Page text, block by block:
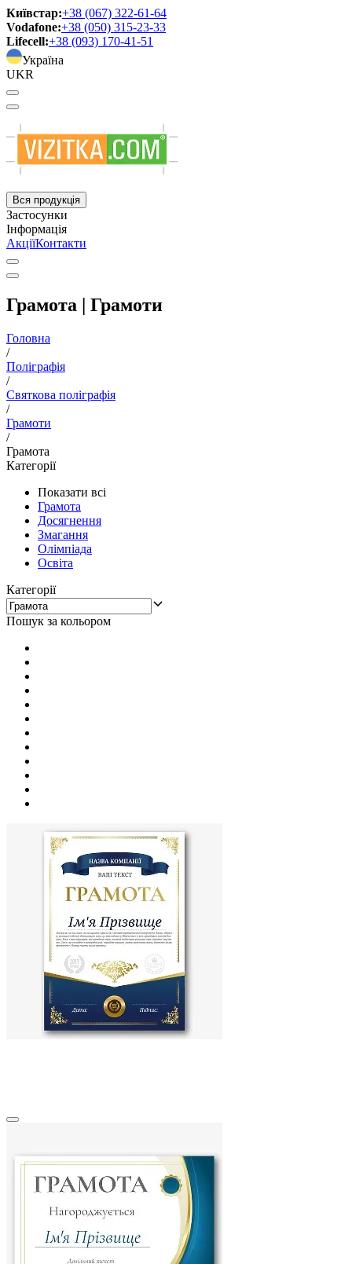
Київстар:+38 (067) 322-61-64
Vodafone:+38 (050) 315-23-33
Lifecell:+38 (093) 170-41-51
Україна
UKR
Вся продукція
Застосунки
Інформація
АкціїКонтакти
Грамота | Грамоти
Головна
/
Поліграфія
/
Святкова поліграфія
/
Грамоти
/
Грамота
Категорії
Показати всі
Грамота
Досягнення
Змагання
Олімпіада
Освіта
Категорії
Пошук за кольором